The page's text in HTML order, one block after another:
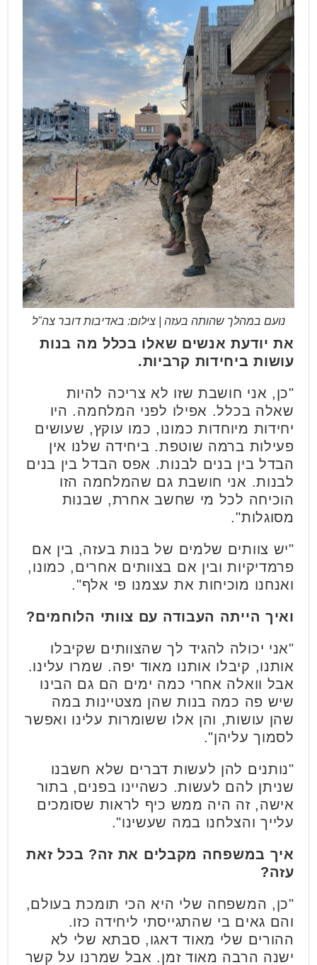
נועם במהלך שהותה בעזה | צילום: באדיבות דובר צה"ל
את יודעת אנשים שאלו בכלל מה בנות
עושות ביחידות קרביות.
"כן, אני חושבת שזו לא צריכה להיות
שאלה בכלל. אפילו לפני המלחמה. היו
יחידות מיוחדות כמונו, כמו עוקץ, שעושים
פעילות ברמה שוטפת. ביחידה שלנו אין
הבדל בין בנים לבנות. אפס הבדל בין בנים
לבנות. אני חושבת גם שהמלחמה הזו
הוכיחה לכל מי שחשב אחרת, שבנות
מסוגלות".
"יש צוותים שלמים של בנות בעזה, בין אם
פרמדיקיות ובין אם בצוותים אחרים, כמונו,
ואנחנו מוכיחות את עצמנו פי אלף".
ואיך הייתה העבודה עם צוותי הלוחמים?
"אני יכולה להגיד לך שהצוותים שקיבלו
אותנו, קיבלו אותנו מאוד יפה. שמרו עלינו.
אבל וואלה אחרי כמה ימים הם גם הבינו
שיש פה כמה בנות שהן מצטיינות במה
שהן עושות, והן אלו ששומרות עלינו ואפשר
לסמוך עליהן".
"נותנים להן לעשות דברים שלא חשבנו
שניתן להם לעשות. כשהיינו בפנים, בתור
אישה, זה היה ממש כיף לראות שסומכים
עלייך והצלחנו במה שעשינו".
איך במשפחה מקבלים את זה? בכל זאת
עזה?
"כן, המשפחה שלי היא הכי תומכת בעולם,
והם גאים בי שהתגייסתי ליחידה כזו.
ההורים שלי מאוד דאגו, סבתא שלי לא
ישנה הרבה מאוד זמן. אבל שמרנו על קשר